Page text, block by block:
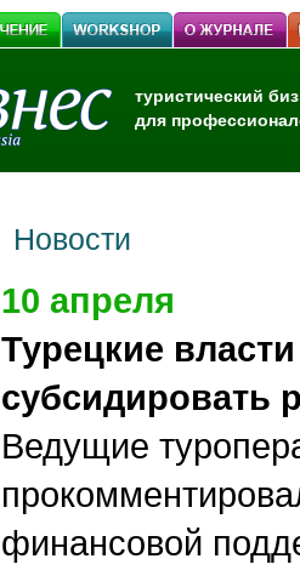
туристический
для
Новости
10 апреля
Турецкие
субсидировать
Ведущие
финансовой